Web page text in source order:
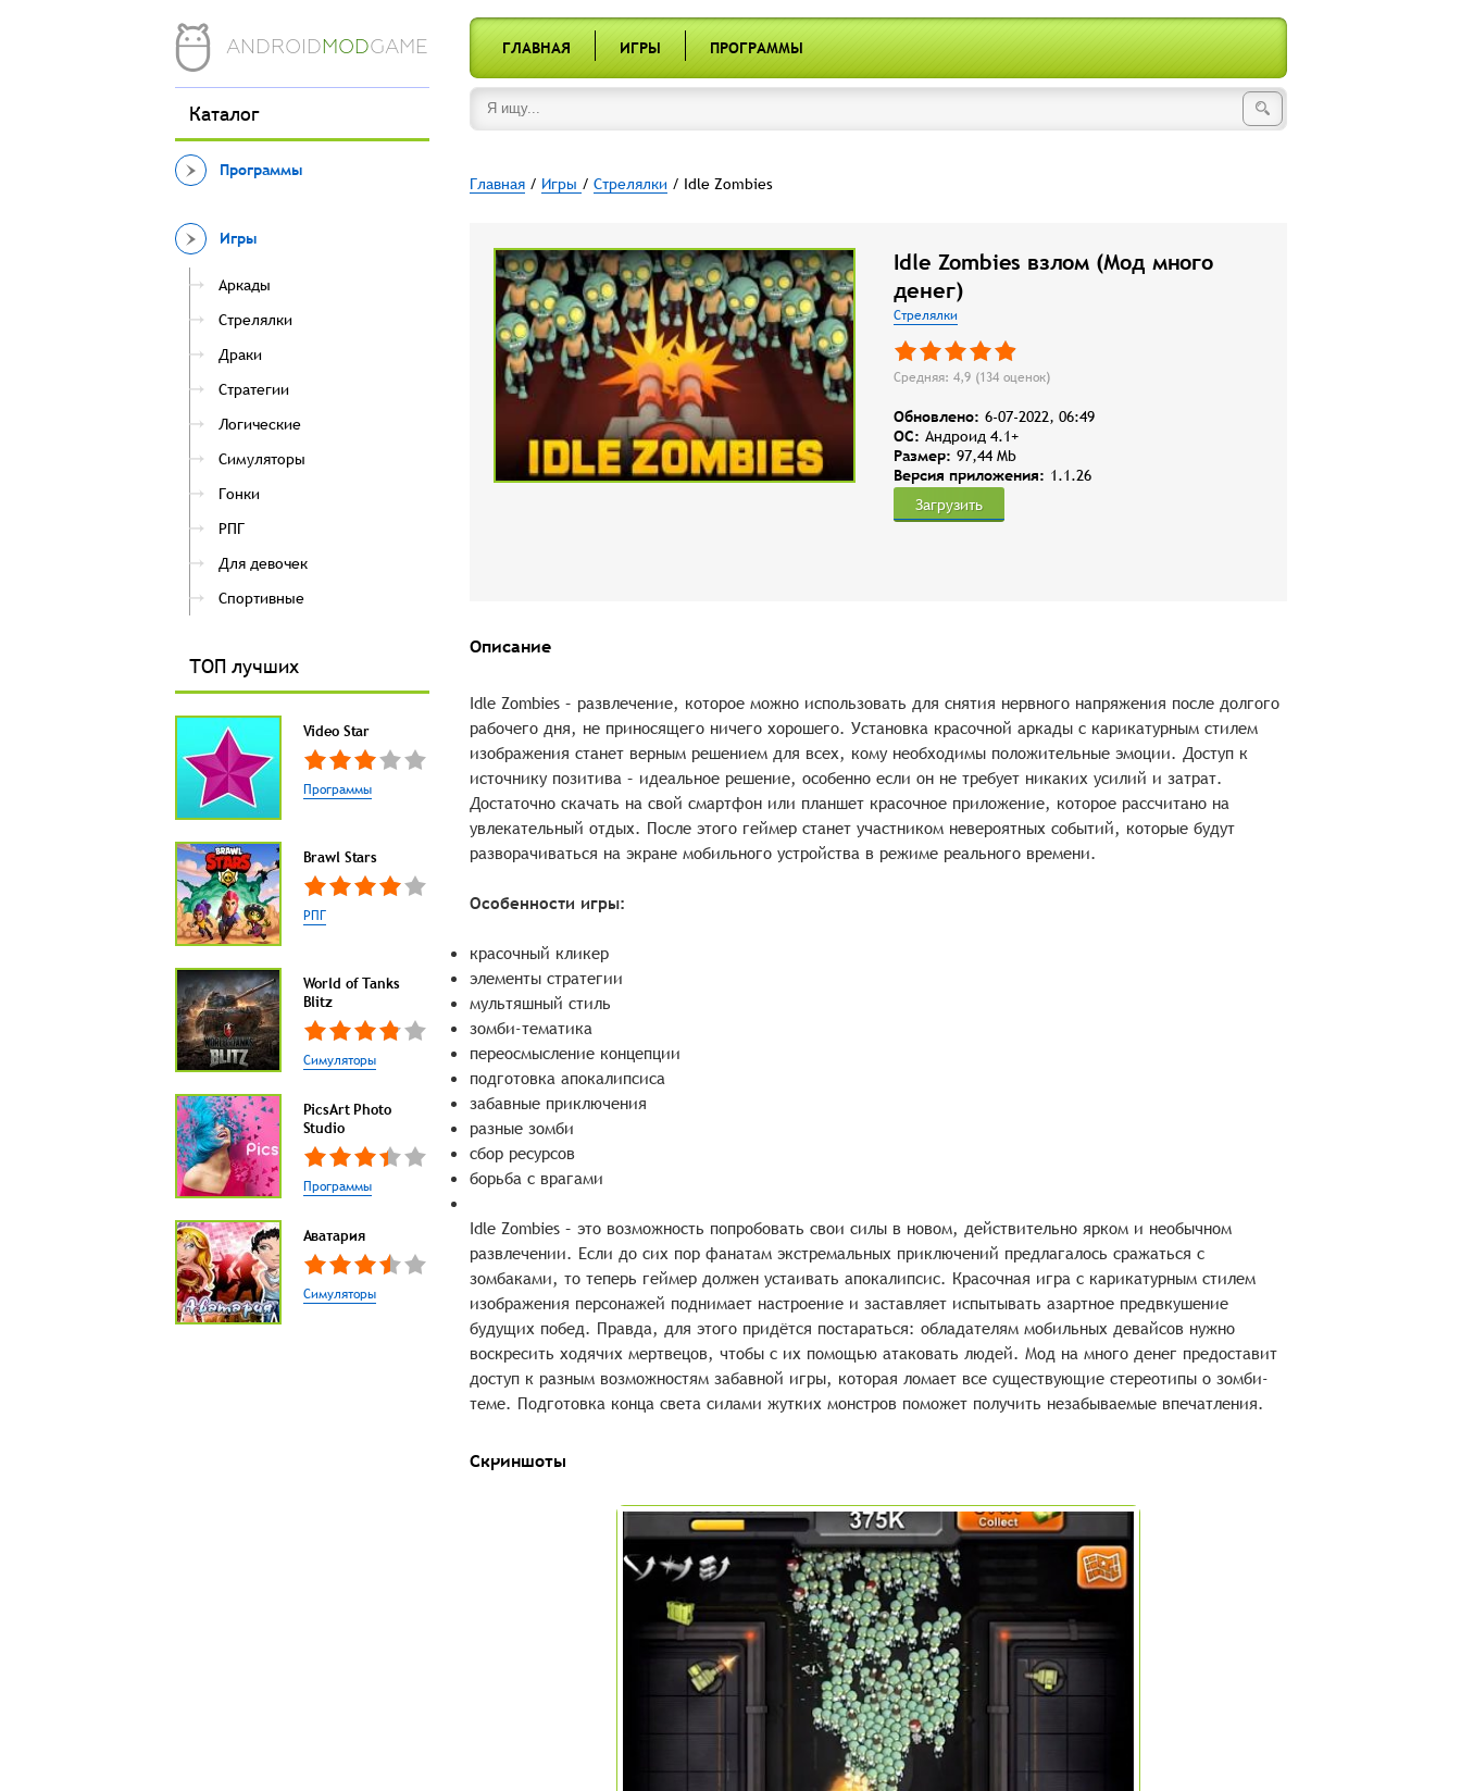
ANDROIDMODGAME ГЛАВНАЯ ИГРЫ ПРОГРАММЫ
Каталог
Программы
Игры
Аркады
Стрелялки
Драки
Стратегии
Логические
Симуляторы
Гонки
РПГ
Для девочек
Спортивные
ТОП лучших
Video Star
Программы
Brawl Stars
РПГ
World of Tanks
Blitz
Симуляторы
PicsArt Photo
Studio
Программы
Аватария
Симуляторы
Главная/ Игры / Стрелялки / Idle Zombies
Idle Zombies взлом (Мод много
денег)
Стрелялки
Средняя: 4,9 (134оценок)
Обновлено: 6-07-2022, 06:49
OC: Андроид 4.1+
Размер: 97,44 Mb
Версия приложения: 1.1.26
Загрузить
Описание
Idle Zombies – развлечение, которое можно использовать для снятия нервного напряжения после долгого
рабочего дня, не приносящего ничего хорошего. Установка красочной аркады с карикатурным стилем
изображения станет верным решением для всех, кому необходимы положительные эмоции. Доступ к
источнику позитива – идеальное решение, особенно если он не требует никаких усилий и затрат.
Достаточно скачать на свой смартфон или планшет красочное приложение, которое рассчитано на
увлекательный отдых. После этого геймер станет участником невероятных событий, которые будут
разворачиваться на экране мобильного устройства в режиме реального времени.
Особенности игры:
красочный кликер
элементы стратегии
мультяшный стиль
зомби-тематика
переосмысление концепции
подготовка апокалипсиса
забавные приключения
разные зомби
сбор ресурсов
борьба с врагами
Idle Zombies – это возможность попробовать свои силы в новом, действительно ярком и необычном
развлечении. Если до сих пор фанатам экстремальных приключений предлагалось сражаться с
зомбаками, то теперь геймер должен устаивать апокалипсис. Красочная игра с карикатурным стилем
изображения персонажей поднимает настроение и заставляет испытывать азартное предвкушение
будущих побед. Правда, для этого придётся постараться: обладателям мобильных девайсов нужно
воскресить ходячих мертвецов, чтобы с их помощью атаковать людей. Мод на много денег предоставит
доступ к разным возможностям забавной игры, которая ломает все существующие стереотипы о зомби-
теме. Подготовка конца света силами жутких монстров поможет получить незабываемые впечатления.
Скриншоты